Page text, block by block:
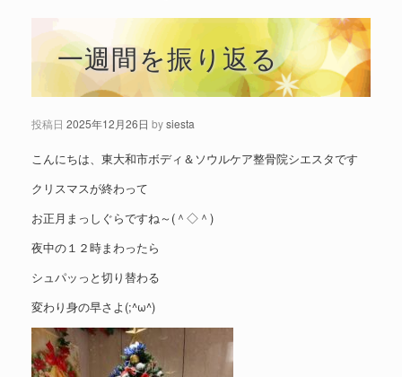
一週間を振り返る
投稿日 2025年12月26日 bysiesta
こんにちは、東大和市ボディ＆ソウルケア整骨院シエスタです
クリスマスが終わって
お正月まっしぐらですね～(＾◇＾)
夜中の１２時まわったら
シュパッっと切り替わる
変わり身の早さよ(;^ω^)